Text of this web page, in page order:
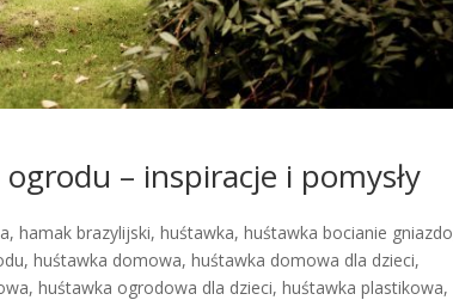
– inspiracje i pomysły
,hamak brazylijski,huśtawka,huśtawka bocianie gniazdo
,huśtawka domowa,huśtawka domowa dla dzieci,
,huśtawka ogrodowa dla dzieci,huśtawka plastikowa,